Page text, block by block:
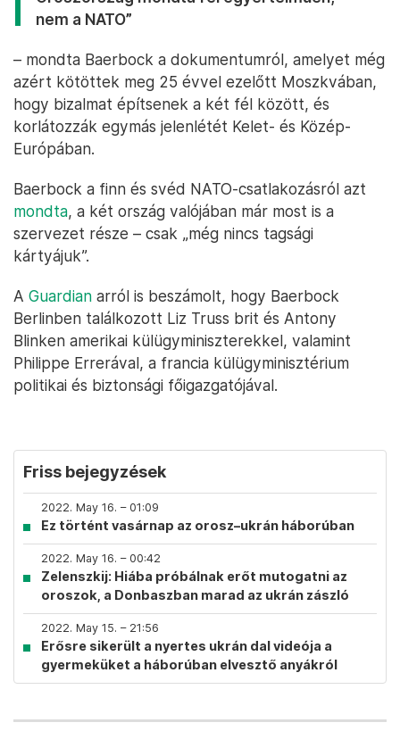
nem a NATO”
– mondta Baerbock a dokumentumról, amelyet még
azért kötöttek meg 25 évvel ezelőtt Moszkvában,
hogy bizalmat építsenek a két fél között, és
korlátozzák egymás jelenlétét Kelet- és Közép-
Európában.
Baerbock a finn és svéd NATO-csatlakozásról azt
mondta, a két ország valójában már most is a
szervezet része – csak „még nincs tagsági
kártyájuk”.
A Guardian arról is beszámolt, hogy Baerbock
Berlinben találkozott Liz Truss brit és Antony
Blinken amerikai külügyminiszterekkel, valamint
Philippe Errerával, a francia külügyminisztérium
politikai és biztonsági főigazgatójával.
Friss bejegyzések
2022. May 16. – 01:09
Ez történt vasárnap az orosz–ukrán háborúban
2022. May 16. – 00:42
Zelenszkij: Hiába próbálnak erőt mutogatni az
oroszok, a Donbaszban marad az ukrán zászló
2022. May 15. – 21:56
Erősre sikerült a nyertes ukrán dal videója a
gyermeküket a háborúban elvesztő anyákról